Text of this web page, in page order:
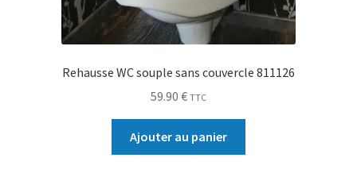
Rehausse WC souple sans couvercle 811126
59.90 € TTC
Ajouter au panier